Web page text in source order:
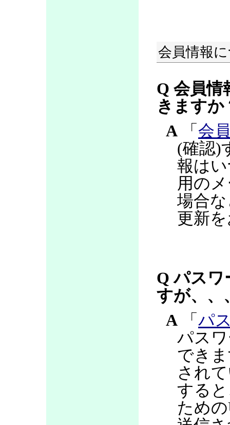
会員情報
Q 会員情
きますか
A 「 会
(確認)
報は
用の
場合
更新
Q パスワ
すが、、
A 「 パ
パス
でき
され
する
ため